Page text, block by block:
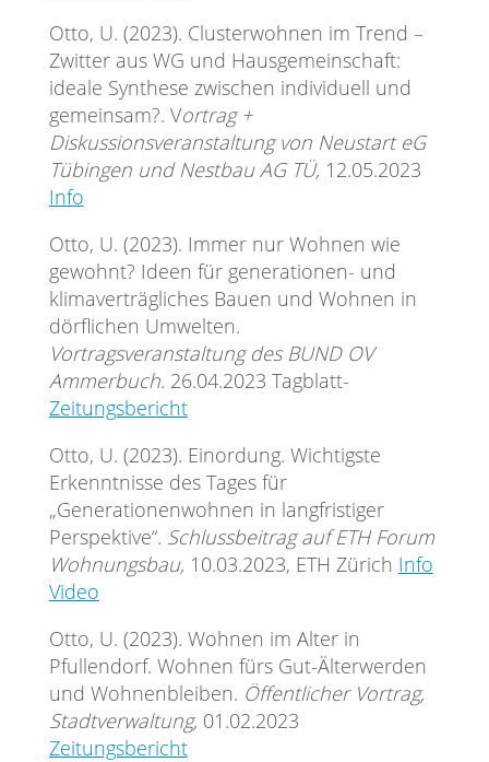
Otto, U. (2023). Clusterwohnen im Trend –
Zwitter aus WG und Hausgemeinschaft:
ideale Synthese zwischen individuell und
gemeinsam?. Vortrag +
Diskussionsveranstaltung von Neustart eG
Tübingen und Nestbau AG TÜ, 12.05.2023
Info
Otto, U. (2023). Immer nur Wohnen wie
gewohnt? Ideen für generationen- und
klimaverträgliches Bauen und Wohnen in
dörflichen Umwelten.
Vortragsveranstaltung des BUND OV
Ammerbuch. 26.04.2023 Tagblatt-
Zeitungsbericht
Otto, U. (2023). Einordung. Wichtigste
Erkenntnisse des Tages für
„Generationenwohnen in langfristiger
Perspektive“. Schlussbeitrag auf ETH Forum
Wohnungsbau, 10.03.2023, ETH Zürich Info
Video
Otto, U. (2023). Wohnen im Alter in
Pfullendorf. Wohnen fürs Gut-Älterwerden
und Wohnenbleiben. Öffentlicher Vortrag,
Stadtverwaltung, 01.02.2023
Zeitungsbericht